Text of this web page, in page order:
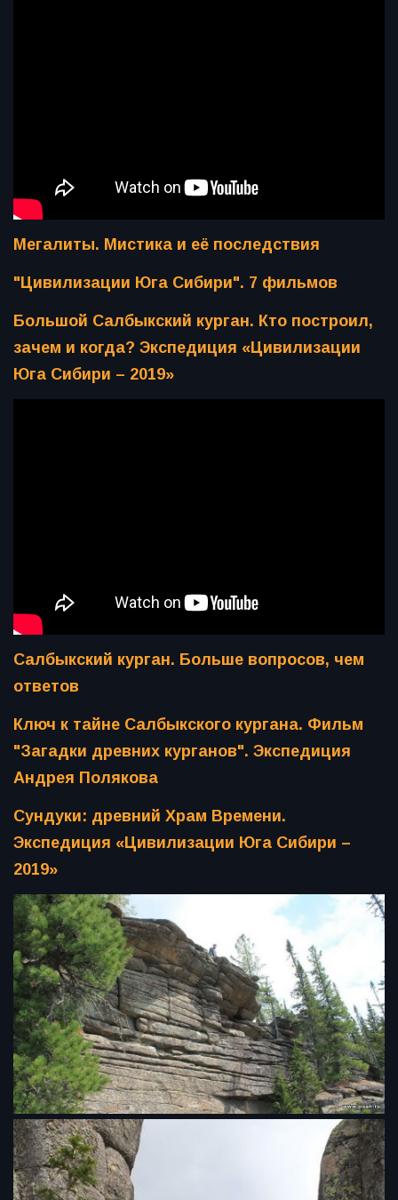
Мегалиты. Мистика и её последствия
"Цивилизации Юга Сибири". 7 фильмов
Большой Салбыкский курган. Кто построил,
зачем и когда? Экспедиция «Цивилизации
Юга Сибири – 2019»
Салбыкский курган. Больше вопросов, чем
ответов
Ключ к тайне Салбыкского кургана. Фильм
"Загадки древних курганов". Экспедиция
Андрея Полякова
Сундуки: древний Храм Времени.
Экспедиция «Цивилизации Юга Сибири –
2019»